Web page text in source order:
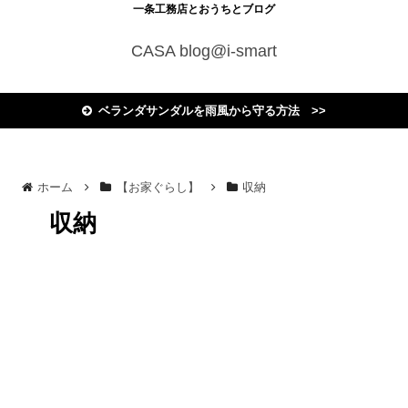
一条工務店とおうちとブログ
CASA blog@i-smart
ベランダサンダルを雨風から守る方法 >>
ホーム 【お家ぐらし】 収納
収納